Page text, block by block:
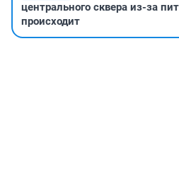
центрального сквера из-за
происходит